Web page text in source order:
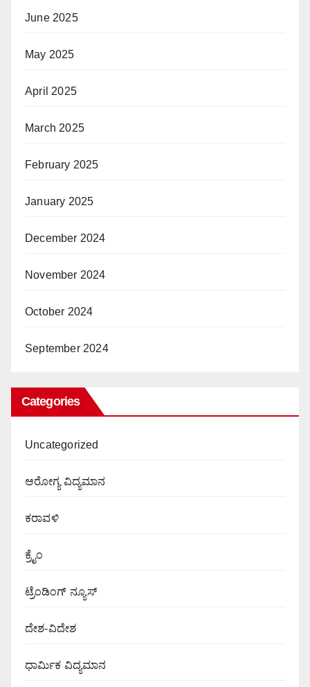
June 2025
May 2025
April 2025
March 2025
February 2025
January 2025
December 2024
November 2024
October 2024
September 2024
Categories
Uncategorized
ಆರೋಗ್ಯ ವಿದ್ಯಮಾನ
ಕರಾವಳಿ
ಕ್ರೈಂ
ಟ್ರೆಂಡಿಂಗ್ ನ್ಯೂಸ್
ದೇಶ-ವಿದೇಶ
ಧಾರ್ಮಿಕ ವಿದ್ಯಮಾನ